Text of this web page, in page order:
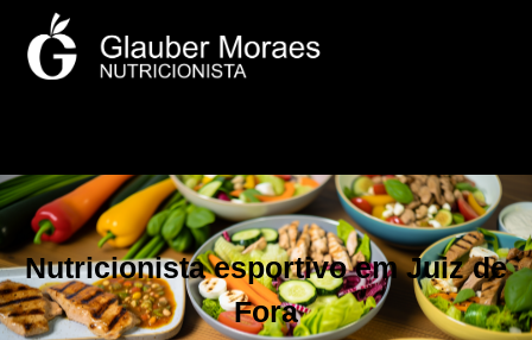
Nutricionista esportivo em Juiz de
Fora